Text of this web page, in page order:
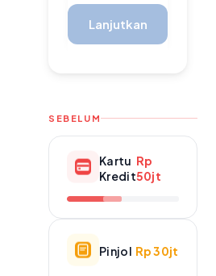
Lanjutkan
SEBELUM
Kartu
Kredit
Rp
50jt
Pinjol Rp 30jt